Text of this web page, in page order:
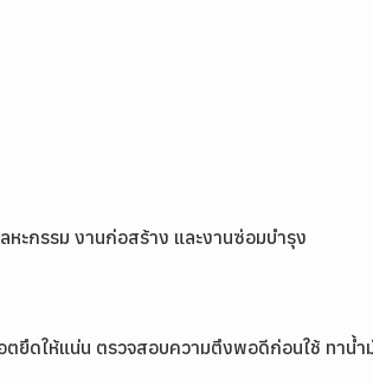
หะกรรม งานก่อสร้าง และงานซ่อมบำรุง
ยึดให้แน่น ตรวจสอบความตึงพอดีก่อนใช้ ทาน้ำ